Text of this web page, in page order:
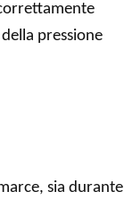
pressione
sia durante